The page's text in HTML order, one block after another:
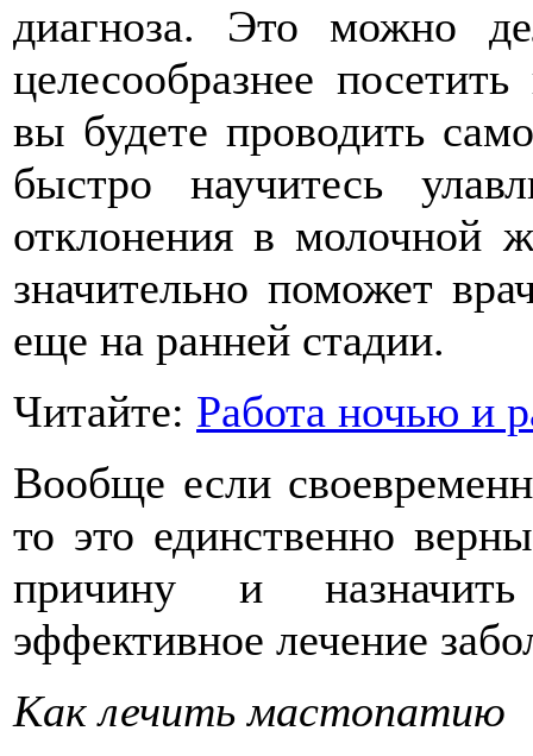
диагноза. Это можно
целесообразнее
вы будете проводить
быстро научитесь
отклонения в молочной
значительно поможет
еще на ранней стадии.
Читайте: Pабота ночью и
Вообще если
то это единственно
причину и назначить
эффективное лечение
Как лечить мастопатию